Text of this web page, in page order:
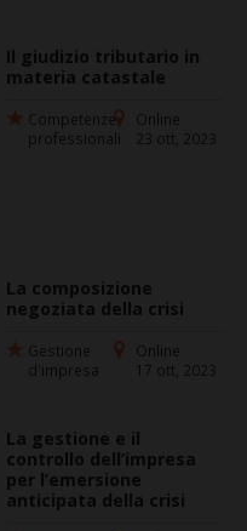
Il giudizio tributario in
materia catastale
Competenze
professionali
Online
23 ott, 2023
La composizione
negoziata della crisi
Gestione
d'impresa
Online
17 ott, 2023
La gestione e il
controllo dell’impresa
per l’emersione
anticipata della crisi